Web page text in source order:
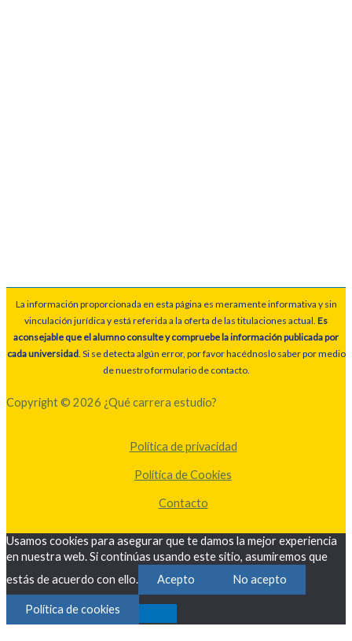
La información proporcionada en esta página es meramente informativa y sin
vinculación jurídica y está referida a la oferta de las titulaciones actual. Es
aconsejable que el alumno consulte y compruebe la información publicada por
cada universidad. Si se detecta algún error, por favor hacédnoslo saber por medio
de nuestro formulario de contacto.
Copyright © 2026 ¿Qué carrera estudio?
Política de privacidad
Política de Cookies
Contacto
Usamos cookies para asegurar que te damos la mejor experiencia
en nuestra web. Si continúas usando este sitio, asumiremos que
estás de acuerdo con ello.
Acepto No acepto
Política de cookies